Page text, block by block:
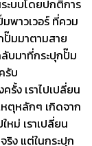
ะบบโดยปกติการ
พาวเวอร์ ที่ควม
ปั๊มมาตามสาย
ลับมาที่กระปุกปั๊ม
รับ
รั้ง เราไปเปลี่ยน
ตุหลักๆ เกิดจาก
หม่ เราเปลี่ยน
ริง แต่ในกระปุก